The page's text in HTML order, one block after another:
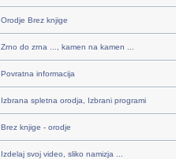
Orodje Brez knjige
Zrno do zrna ..., kamen na kamen ...
Povratna informacija
Izbrana spletna orodja, Izbrani programi
Brez knjige - orodje
Izdelaj svoj video, sliko namizja ...